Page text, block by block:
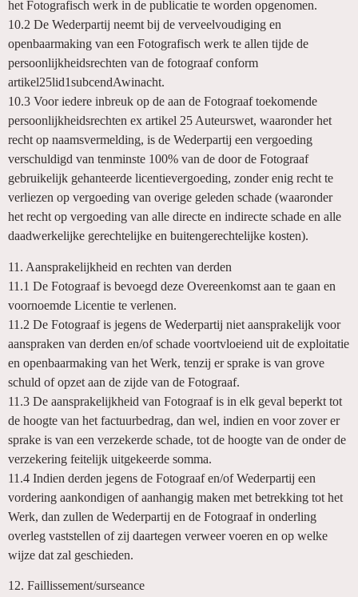
het Fotografisch werk in de publicatie te worden opgenomen.
10.2 De Wederpartij neemt bij de verveelvoudiging en
openbaarmaking van een Fotografisch werk te allen tijde de
persoonlijkheidsrechten van de fotograaf conform
artikel25lid1subcendAwinacht.
10.3 Voor iedere inbreuk op de aan de Fotograaf toekomende
persoonlijkheidsrechten ex artikel 25 Auteurswet, waaronder het
recht op naamsvermelding, is de Wederpartij een vergoeding
verschuldigd van tenminste 100% van de door de Fotograaf
gebruikelijk gehanteerde licentievergoeding, zonder enig recht te
verliezen op vergoeding van overige geleden schade (waaronder
het recht op vergoeding van alle directe en indirecte schade en alle
daadwerkelijke gerechtelijke en buitengerechtelijke kosten).
11. Aansprakelijkheid en rechten van derden
11.1 De Fotograaf is bevoegd deze Overeenkomst aan te gaan en
voornoemde Licentie te verlenen.
11.2 De Fotograaf is jegens de Wederpartij niet aansprakelijk voor
aanspraken van derden en/of schade voortvloeiend uit de exploitatie
en openbaarmaking van het Werk, tenzij er sprake is van grove
schuld of opzet aan de zijde van de Fotograaf.
11.3 De aansprakelijkheid van Fotograaf is in elk geval beperkt tot
de hoogte van het factuurbedrag, dan wel, indien en voor zover er
sprake is van een verzekerde schade, tot de hoogte van de onder de
verzekering feitelijk uitgekeerde somma.
11.4 Indien derden jegens de Fotograaf en/of Wederpartij een
vordering aankondigen of aanhangig maken met betrekking tot het
Werk, dan zullen de Wederpartij en de Fotograaf in onderling
overleg vaststellen of zij daartegen verweer voeren en op welke
wijze dat zal geschieden.
12. Faillissement/surseance